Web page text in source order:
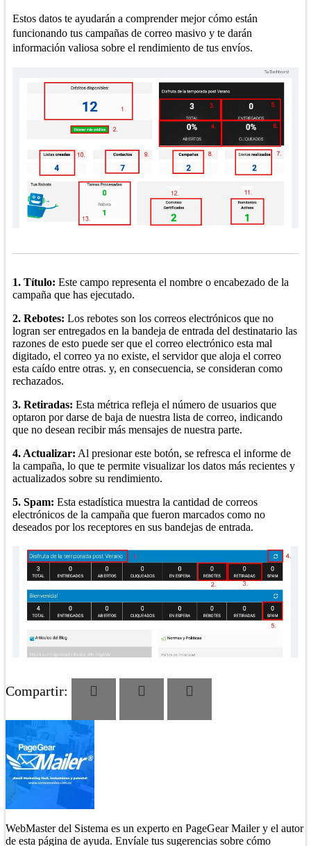
Estos datos te ayudarán a comprender mejor cómo están
funcionando tus campañas de correo masivo y te darán
información valiosa sobre el rendimiento de tus envíos.
1. Título: Este campo representa el nombre o encabezado de la
campaña que has ejecutado.
2. Rebotes: Los rebotes son los correos electrónicos que no
logran ser entregados en la bandeja de entrada del destinatario las
razones de esto puede ser que el correo electrónico esta mal
digitado, el correo ya no existe, el servidor que aloja el correo
esta caído entre otras. y, en consecuencia, se consideran como
rechazados.
3. Retiradas: Esta métrica refleja el número de usuarios que
optaron por darse de baja de nuestra lista de correo, indicando
que no desean recibir más mensajes de nuestra parte.
4. Actualizar: Al presionar este botón, se refresca el informe de
la campaña, lo que te permite visualizar los datos más recientes y
actualizados sobre su rendimiento.
5. Spam: Esta estadística muestra la cantidad de correos
electrónicos de la campaña que fueron marcados como no
deseados por los receptores en sus bandejas de entrada.
Compartir:
WebMaster del Sistema es un experto en PageGear Mailer y el autor
de esta página de ayuda. Envíale tus sugerencias sobre cómo